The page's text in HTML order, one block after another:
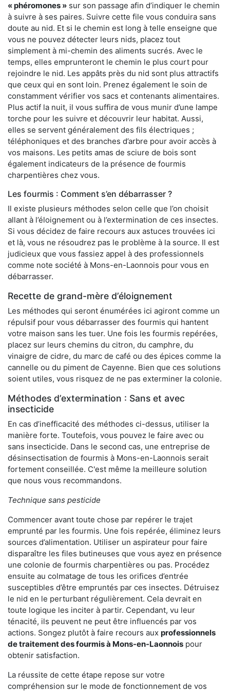
« phéromones » sur son passage afin d’indiquer le chemin
à suivre à ses paires. Suivre cette file vous conduira sans
doute au nid. Et si le chemin est long à telle enseigne que
vous ne pouvez détecter leurs nids, placez tout
simplement à mi-chemin des aliments sucrés. Avec le
temps, elles emprunteront le chemin le plus court pour
rejoindre le nid. Les appâts près du nid sont plus attractifs
que ceux qui en sont loin. Prenez également le soin de
constamment vérifier vos sacs et contenants alimentaires.
Plus actif la nuit, il vous suffira de vous munir d’une lampe
torche pour les suivre et découvrir leur habitat. Aussi,
elles se servent généralement des fils électriques ;
téléphoniques et des branches d’arbre pour avoir accès à
vos maisons. Les petits amas de sciure de bois sont
également indicateurs de la présence de fourmis
charpentières chez vous.
Les fourmis : Comment s’en débarrasser ?
Il existe plusieurs méthodes selon celle que l’on choisit
allant à l’éloignement ou à l’extermination de ces insectes.
Si vous décidez de faire recours aux astuces trouvées ici
et là, vous ne résoudrez pas le problème à la source. Il est
judicieux que vous fassiez appel à des professionnels
comme note société à Mons-en-Laonnois pour vous en
débarrasser.
Recette de grand-mère d’éloignement
Les méthodes qui seront énumérées ici agiront comme un
répulsif pour vous débarrasser des fourmis qui hantent
votre maison sans les tuer. Une fois les fourmis repérées,
placez sur leurs chemins du citron, du camphre, du
vinaigre de cidre, du marc de café ou des épices comme la
cannelle ou du piment de Cayenne. Bien que ces solutions
soient utiles, vous risquez de ne pas exterminer la colonie.
Méthodes d’extermination : Sans et avec
insecticide
En cas d’inefficacité des méthodes ci-dessus, utiliser la
manière forte. Toutefois, vous pouvez le faire avec ou
sans insecticide. Dans le second cas, une entreprise de
désinsectisation de fourmis à Mons-en-Laonnois serait
fortement conseillée. C'est même la meilleure solution
que nous vous recommandons.
Technique sans pesticide
Commencer avant toute chose par repérer le trajet
emprunté par les fourmis. Une fois repérée, éliminez leurs
sources d’alimentation. Utiliser un aspirateur pour faire
disparaître les files butineuses que vous ayez en présence
une colonie de fourmis charpentières ou pas. Procédez
ensuite au colmatage de tous les orifices d’entrée
susceptibles d’être empruntés par ces insectes. Détruisez
le nid en le perturbant régulièrement. Cela devrait en
toute logique les inciter à partir. Cependant, vu leur
ténacité, ils peuvent ne peut être influencés par vos
actions. Songez plutôt à faire recours aux professionnels
de traitement des fourmis à Mons-en-Laonnois pour
obtenir satisfaction.
La réussite de cette étape repose sur votre
compréhension sur le mode de fonctionnement de vos